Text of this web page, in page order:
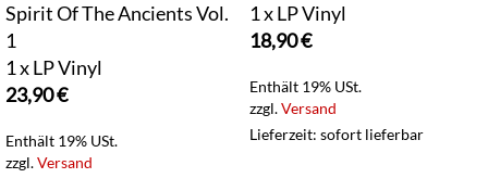
Spirit Of The Ancients Vol.
1
1 x LP Vinyl
23,90€
Enthält 19% USt.
zzgl.Versand
1 x LP Vinyl
18,90€
Enthält 19% USt.
zzgl.Versand
Lieferzeit: sofort lieferbar